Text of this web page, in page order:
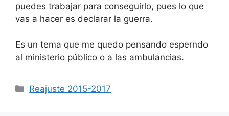
puedes trabajar para conseguirlo, pues lo que
vas a hacer es declarar la guerra.
Es un tema que me quedo pensando esperndo
al ministerio público o a las ambulancias.
Categorías
Reajuste 2015-2017